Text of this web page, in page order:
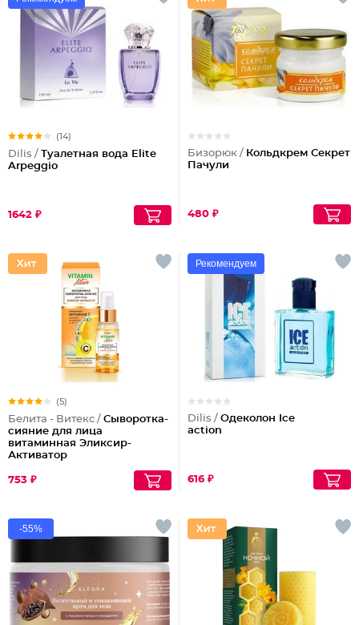
(14)
Dilis / Туалетная вода Elite
Arpeggio
1642 ₽
Бизорюк / Кольдкрем Секрет
Пачули
480 ₽
(5)
Белита - Витекс / Сыворотка-
сияние для лица
витаминная Эликсир-
Активатор
753 ₽
Рекомендуем
Dilis / Одеколон Ice
action
616 ₽
-55%